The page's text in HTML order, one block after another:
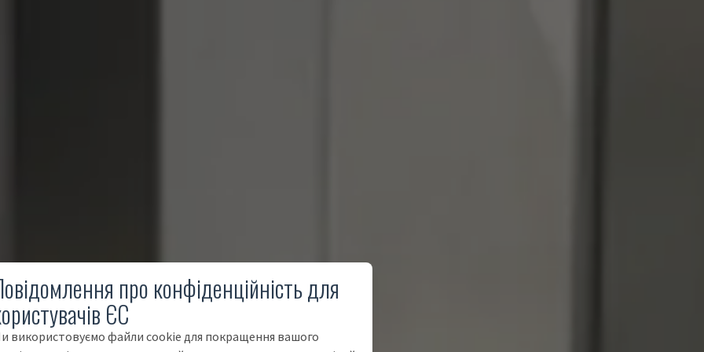
про конфіденційність для
ЄС
використовуємо файли cookie для покращення вашого